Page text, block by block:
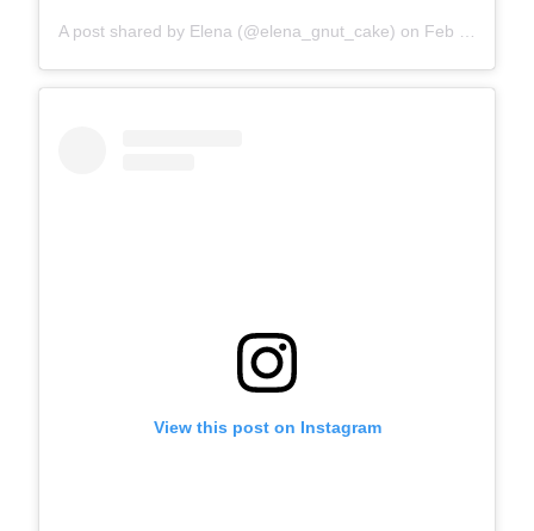
A post shared by Elena (@elena_gnut_cake) on Feb 18, 2018 at 2:08am PST
View this post on Instagram